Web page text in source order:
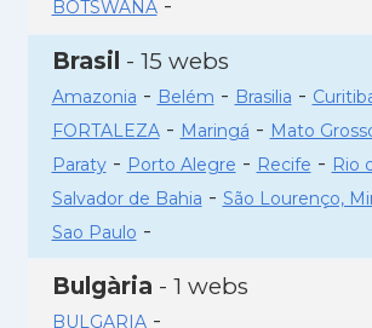
BOTSWANA
Brasil - 15 webs
Amazonia - Belém - Brasilia -
FORTALEZA- Maringá - Mato
Paraty- Porto Alegre - Recife - Rio
Salvador de Bahia - São Lourenço,
Sao Paulo -
Bulgària - 1 webs
BULGARIA-